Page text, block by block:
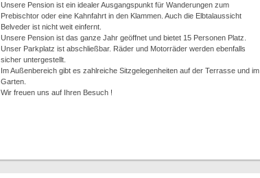
Unsere Pension ist ein idealer Ausgangspunkt für Wanderungen zum
Prebischtor oder eine Kahnfahrt in den Klammen. Auch die Elbtalaussicht
Belveder ist nicht weit einfernt.
Unsere Pension ist das ganze Jahr geöffnet und bietet 15 Personen Platz.
Unser Parkplatz ist abschließbar. Räder und Motorräder werden ebenfalls
sicher untergestellt.
Im Außenbereich gibt es zahlreiche Sitzgelegenheiten auf der Terrasse und im
Garten.
Wir freuen uns auf Ihren Besuch !